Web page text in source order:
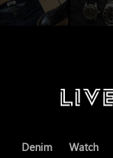
Denim Watch